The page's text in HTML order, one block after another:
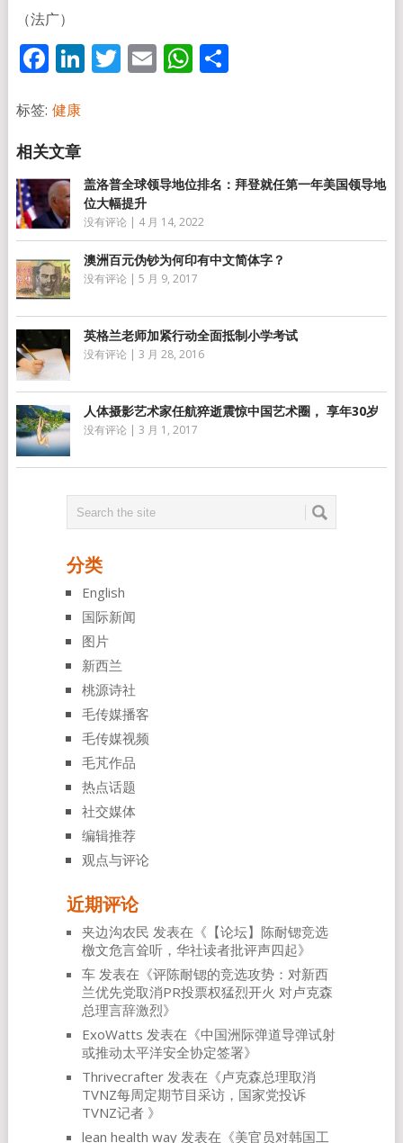
（法广）
Facebook
LinkedIn
Twitter
EmailWhatsApp
分
标签: 健康
盖洛普全球领导地位排名：拜登就任第一年美国领导地
位大幅提升
没有评论 | 4 月 14, 2022
澳洲百元伪钞为何印有中文简体字？
没有评论 | 5 月 9, 2017
英格兰老师加紧行动全面抵制小学考试
没有评论 | 3 月 28, 2016
人体摄影艺术家任航猝逝震惊中国艺术圈， 享年30岁
没有评论 | 3 月 1, 2017
分类
English
国际新闻
图片
新西兰
桃源诗社
毛传媒播客
毛传媒视频
毛芃作品
热点话题
社交媒体
编辑推荐
观点与评论
近期评论
夹边沟农民 发表在《 【论坛】陈耐锶竞选
檄文危言耸听，华社读者批评声四起》
车发表在《评陈耐锶的竞选攻势：对新西
兰优先党取消PR投票权猛烈开火 对卢克森
总理言辞激烈》
ExoWatts 发表在《中国洲际弹道导弹试射
或推动太平洋安全协定签署》
Thrivecrafter发表在《卢克森总理取消
TVNZ每周定期节目采访，国家党投诉
TVNZ记者 》
lean health way发表在《美官员对韩国工